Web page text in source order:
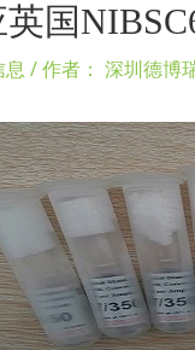
国
息 / 作者： 深圳德博